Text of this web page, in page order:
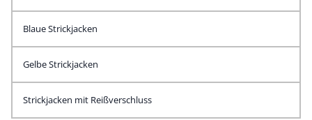
Blaue Strickjacken
Gelbe Strickjacken
Strickjacken mit Reißverschluss